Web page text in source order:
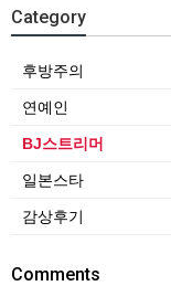
Category
후방주의
연예인
BJ스트리머
일본스타
감상후기
Comments